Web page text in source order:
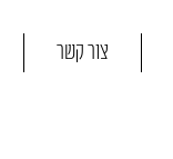
צור קשר